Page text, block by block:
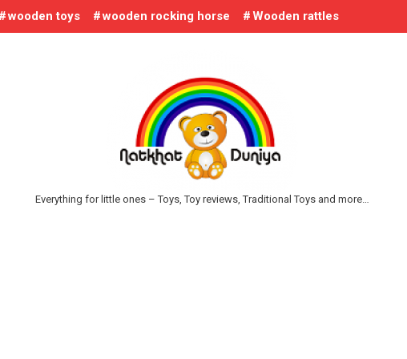
wooden toys wooden rocking horse Wooden rattles
Everything for little ones – Toys, Toy reviews, Traditional Toys and more…